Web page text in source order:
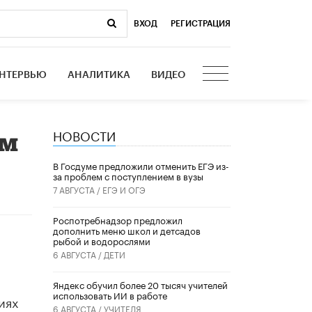
ВХОД РЕГИСТРАЦИЯ
АНАЛИТИКА ВИДЕО
НОВОСТИ
В Госдуме предложили отменить ЕГЭ из-
за проблем с поступлением в вузы
7 АВГУСТА / ЕГЭ И ОГЭ
Роспотребнадзор предложил
дополнить меню школ и детсадов
рыбой и водорослями
6 АВГУСТА / ДЕТИ
​Яндекс обучил более 20 тысяч учителей
использовать ИИ в работе
6 АВГУСТА /УЧИТЕЛЯ